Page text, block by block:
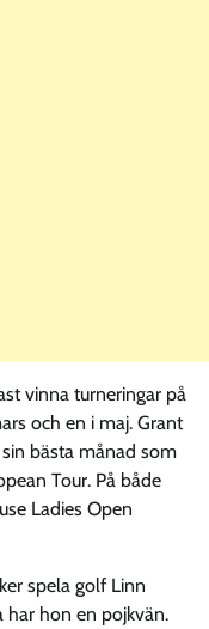
vinna turneringar på
och en i maj. Grant
bästa månad som
Tour. På både
Ladies Open
spela golf Linn
har hon en pojkvän.